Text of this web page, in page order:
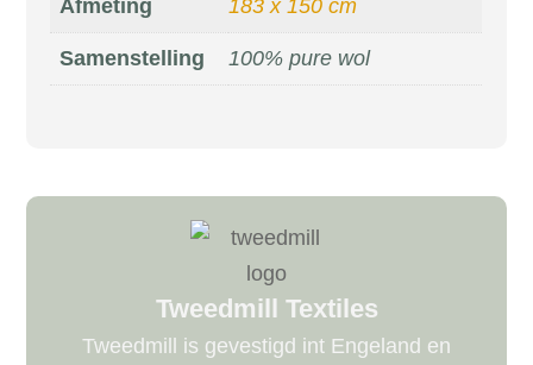
Afmeting 183 x 150 cm
Samenstelling 100% pure wol
Tweedmill Textiles
Tweedmill is gevestigd int Engeland en